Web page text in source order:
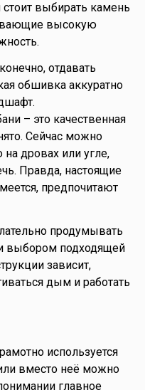
выбирать камень
высокую
отдавать
обшивка аккуратно
– это качественная
Сейчас можно
дровах или угле,
Правда, настоящие
предпочитают
продумывать
выбором подходящей
зависит,
дым и работать
используется
вместо неё можно
главное